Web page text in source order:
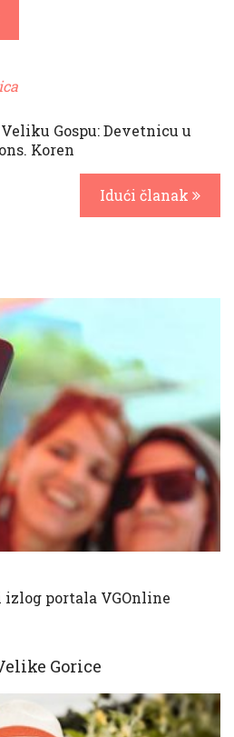
Gospu: Devetnicu u
Koren
Idući članak
izlog portala VGOnline
Gorice